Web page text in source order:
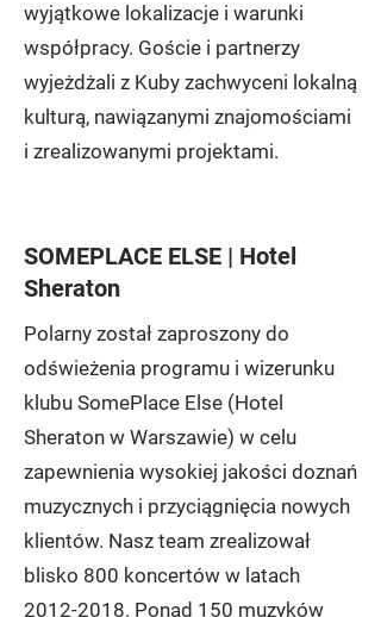
wyjątkowe lokalizacje i warunki
współpracy. Goście i partnerzy
wyjeżdżali z Kuby zachwyceni lokalną
kulturą, nawiązanymi znajomościami
i zrealizowanymi projektami.
SOMEPLACE ELSE | Hotel
Sheraton
Polarny został zaproszony do
odświeżenia programu i wizerunku
klubu SomePlace Else (Hotel
Sheraton w Warszawie) w celu
zapewnienia wysokiej jakości doznań
muzycznych i przyciągnięcia nowych
klientów. Nasz team zrealizował
blisko 800 koncertów w latach
2012-2018. Ponad 150 muzyków